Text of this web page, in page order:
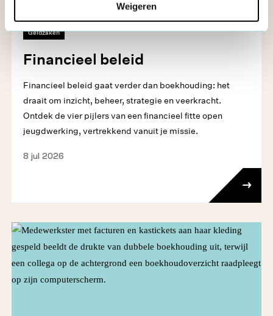
Weigeren
Geldzaken
Financieel beleid
Financieel beleid gaat verder dan boekhouding: het
draait om inzicht, beheer, strategie en veerkracht.
Ontdek de vier pijlers van een financieel fitte open
jeugdwerking, vertrekkend vanuit je missie.
8 jul 2026